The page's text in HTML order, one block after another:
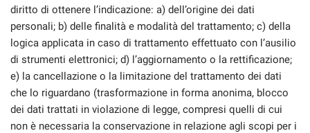
diritto di ottenere l’indicazione: a) dell’origine dei dati
personali; b) delle finalità e modalità del trattamento; c) della
logica applicata in caso di trattamento effettuato con l’ausilio
di strumenti elettronici; d) l’aggiornamento o la rettificazione;
e) la cancellazione o la limitazione del trattamento dei dati
che lo riguardano (trasformazione in forma anonima, blocco
dei dati trattati in violazione di legge, compresi quelli di cui
non è necessaria la conservazione in relazione agli scopi per i